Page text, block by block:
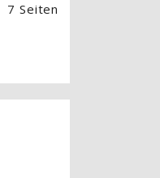
7 Seiten